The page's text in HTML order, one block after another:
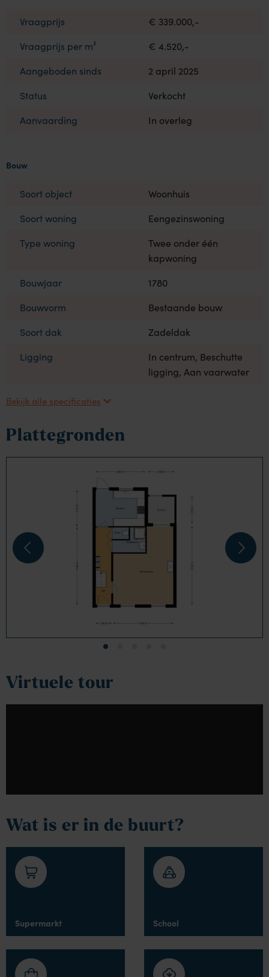
Vraagprijs
€ 339.000,-
Vraagprijs per m²
€ 4.520,-
Aangeboden sinds
2 april 2025
Status
Verkocht
Aanvaarding
In overleg
Bouw
Soort object
Woonhuis
Soort woning
Eengezinswoning
Type woning
Twee onder één
kapwoning
Bouwjaar
1780
Bouwvorm
Bestaande bouw
Soort dak
Zadeldak
Ligging
In centrum, Beschutte
ligging, Aan vaarwater
Bekijk alle specificaties
Plattegronden
Virtuele tour
Wat is er in de buurt?
Supermarkt School